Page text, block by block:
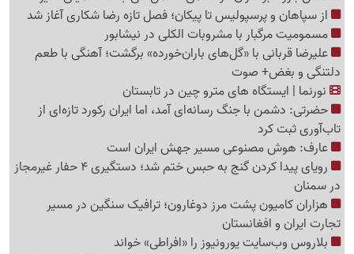
از سپاهان و پرسپولیس تا پیکان؛ فصل تازه رضا شکاری آغاز شد
مسمومیت مرگبار با مشروبات الکلی در نیشابور
علیرضا قربانی با «گل‌های باران‌خورده» برگشت؛ آهنگی با طعم
دلتنگی و بغض+ صوت
نورنما | ایستگاه های مترو چین در تابستان
حضرتی: دشمن با جنگ رسانه‌ای آمد، اما ایران رکورد تازه‌ای از
تاب‌آوری ثبت کرد
عارف: هوش مصنوعی مسیر جهش ایران است
رویای پیدا کردن گنج به حبس ختم شد؛ دستگیری 4 حفار غیرمجاز
در سمنان
هزاران کامیون پشت مرز دوغارون؛ ترافیک سنگین در مسیر
تجارت ایران و افغانستان
بلاروس وب‌سایت یورونیوز را «افراطی» خواند